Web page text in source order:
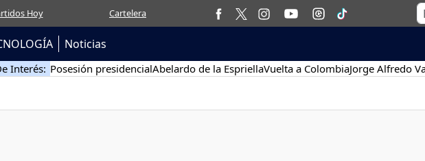
Hoy Cartelera
Noticias
Interés: Posesión presidencialAbelardo de la EspriellaVuelta a ColombiaJorge Alfredo